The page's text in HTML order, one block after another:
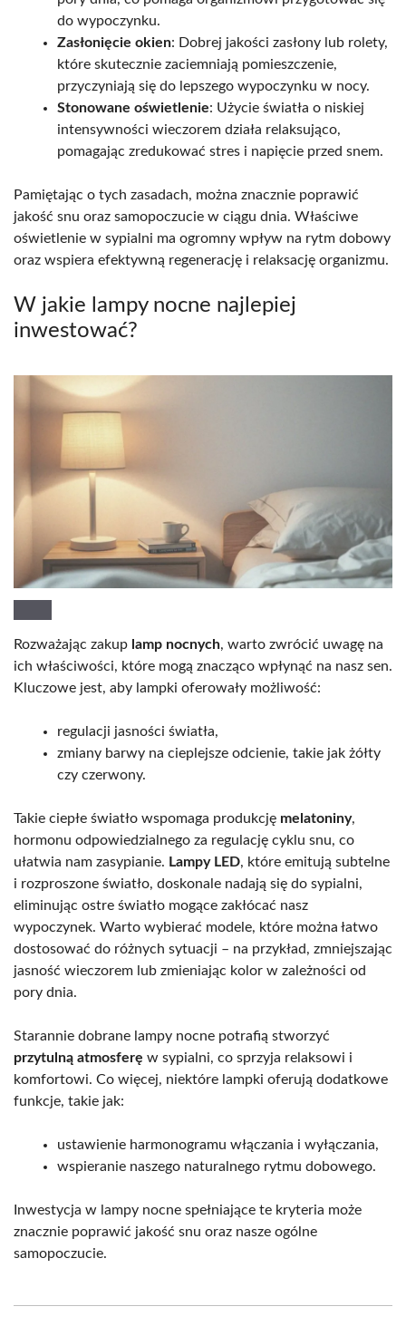
do wypoczynku.
Zasłonięcie okien: Dobrej jakości zasłony lub rolety,
które skutecznie zaciemniają pomieszczenie,
przyczyniają się do lepszego wypoczynku w nocy.
Stonowane oświetlenie: Użycie światła o niskiej
intensywności wieczorem działa relaksująco,
pomagając zredukować stres i napięcie przed snem.
Pamiętając o tych zasadach, można znacznie poprawić
jakość snu oraz samopoczucie w ciągu dnia. Właściwe
oświetlenie w sypialni ma ogromny wpływ na rytm dobowy
oraz wspiera efektywną regenerację i relaksację organizmu.
W jakie lampy nocne najlepiej
inwestować?
Rozważając zakup lamp nocnych, warto zwrócić uwagę na
ich właściwości, które mogą znacząco wpłynąć na nasz sen.
Kluczowe jest, aby lampki oferowały możliwość:
regulacji jasności światła,
zmiany barwy na cieplejsze odcienie, takie jak żółty
czy czerwony.
Takie ciepłe światło wspomaga produkcję melatoniny,
hormonu odpowiedzialnego za regulację cyklu snu, co
ułatwia nam zasypianie. Lampy LED, które emitują subtelne
i rozproszone światło, doskonale nadają się do sypialni,
eliminując ostre światło mogące zakłócać nasz
wypoczynek. Warto wybierać modele, które można łatwo
dostosować do różnych sytuacji – na przykład, zmniejszając
jasność wieczorem lub zmieniając kolor w zależności od
pory dnia.
Starannie dobrane lampy nocne potrafią stworzyć
przytulną atmosferę w sypialni, co sprzyja relaksowi i
komfortowi. Co więcej, niektóre lampki oferują dodatkowe
funkcje, takie jak:
ustawienie harmonogramu włączania i wyłączania,
wspieranie naszego naturalnego rytmu dobowego.
Inwestycja w lampy nocne spełniające te kryteria może
znacznie poprawić jakość snu oraz nasze ogólne
samopoczucie.